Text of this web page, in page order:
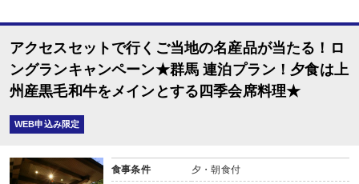
その他（ダイニングホール）
18：00～19：30又は19：30～21：00（※事前指定不可／チェックイン時案内
■朝食
場所:
その他（ダイニングホール）
7：30～8：30又は8：00～9：30（※事前指定不可／チェックイン時案内）
アクセスセットで行くご当地の名産品が当たる！ロ
ングランキャンペーン★群馬 連泊プラン！夕食は上
州産黒毛和牛をメインとする四季会席料理★
WEB申込み限定
食事条件 夕・朝食付